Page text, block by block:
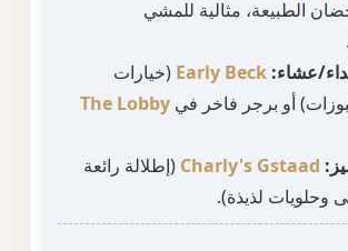
الطبيعة، مثالية للمشي
عشاء: Early Beck (خيارات
أو برجر فاخر في The Lobby
Charly's Gstaad (إطلالة رائعة
وحلويات لذيذة).